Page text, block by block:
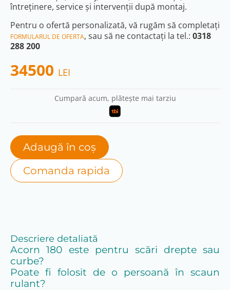
întreținere, service și intervenții după montaj.
Pentru o ofertă personalizată, vă rugăm să completați
FORMULARUL DE OFERTA, sau să ne contactați la tel.: 0318
288 200
34500 LEI
Cumpară acum, plătește mai tarziu
Adaugă în coș
Comanda rapida
Descriere detaliată
Acorn 180 este pentru scări drepte sau
curbe?
Poate fi folosit de o persoană în scaun
rulant?